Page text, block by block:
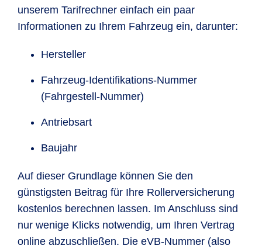
unserem Tarifrechner einfach ein paar
Informationen zu Ihrem Fahrzeug ein, darunter:
Hersteller
Fahrzeug-Identifikations-Nummer
(Fahrgestell-Nummer)
Antriebsart
Baujahr
Auf dieser Grundlage können Sie den
günstigsten Beitrag für Ihre Rollerversicherung
kostenlos berechnen lassen. Im Anschluss sind
nur wenige Klicks notwendig, um Ihren Vertrag
online abzuschließen. Die eVB-Nummer (also